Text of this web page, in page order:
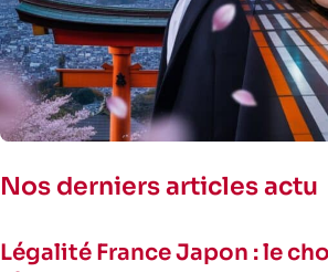
Nos derniers articles actu
Légalité France Japon : le